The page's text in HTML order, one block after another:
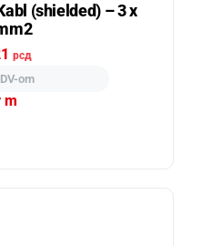
(shielded) – 3 x
рсд
om
m